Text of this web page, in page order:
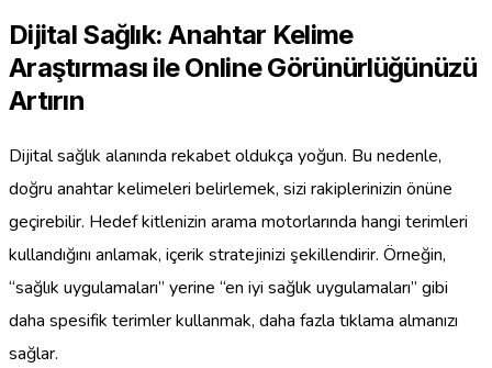
Dijital Sağlık: Anahtar Kelime
Araştırması ile Online Görünürlüğünüzü
Artırın
Dijital sağlık alanında rekabet oldukça yoğun. Bu nedenle,
doğru anahtar kelimeleri belirlemek, sizi rakiplerinizin önüne
geçirebilir. Hedef kitlenizin arama motorlarında hangi terimleri
kullandığını anlamak, içerik stratejinizi şekillendirir. Örneğin,
“sağlık uygulamaları” yerine “en iyi sağlık uygulamaları” gibi
daha spesifik terimler kullanmak, daha fazla tıklama almanızı
sağlar.